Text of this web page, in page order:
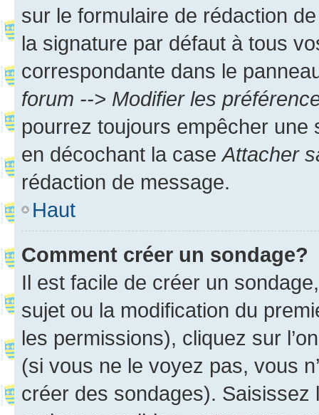
sur le formulaire de rédaction
la signature par défaut à tous
correspondante dans le
forum --> Modifier les
pourrez toujours empêcher une
en décochant la case Attacher
rédaction de message.
Haut
Comment créer un sondage?
Il est facile de créer un
sujet ou la modification du
les permissions), cliquez sur
(si vous ne le voyez pas, vous
créer des sondages).